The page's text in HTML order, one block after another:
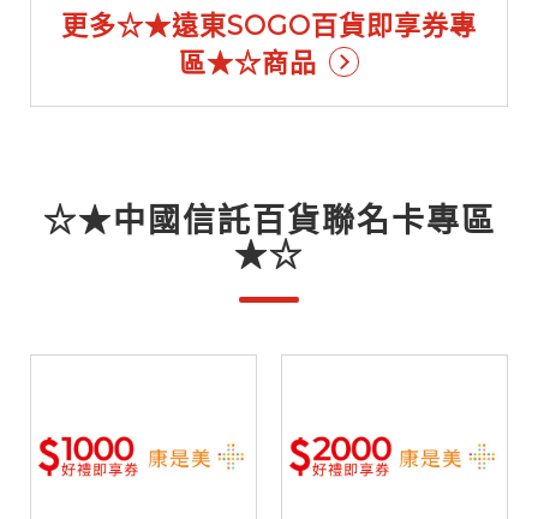
更多☆★遠東SOGO百貨即享券專
區★☆商品
☆★中國信託百貨聯名卡專區
★☆